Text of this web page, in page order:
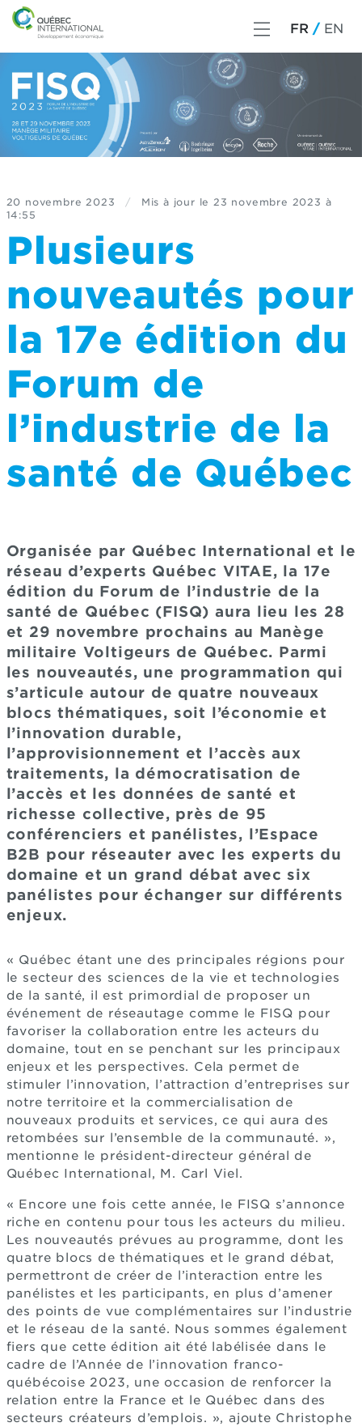
FR EN
20 novembre 2023 / Mis à jour le 23 novembre 2023 à
14:55
Plusieurs
nouveautés pour
la 17e édition du
Forum de
l’industrie de la
santé de Québec
Organisée par Québec International et le
réseau d’experts Québec VITAE, la 17e
édition du Forum de l’industrie de la
santé de Québec (FISQ) aura lieu les 28
et 29 novembre prochains au Manège
militaire Voltigeurs de Québec. Parmi
les nouveautés, une programmation qui
s’articule autour de quatre nouveaux
blocs thématiques, soit l’économie et
l’innovation durable,
l’approvisionnement et l’accès aux
traitements, la démocratisation de
l’accès et les données de santé et
richesse collective, près de 95
conférenciers et panélistes, l’Espace
B2B pour réseauter avec les experts du
domaine et un grand débat avec six
panélistes pour échanger sur différents
enjeux.
« Québec étant une des principales régions pour
le secteur des sciences de la vie et technologies
de la santé, il est primordial de proposer un
événement de réseautage comme le FISQ pour
favoriser la collaboration entre les acteurs du
domaine, tout en se penchant sur les principaux
enjeux et les perspectives. Cela permet de
stimuler l’innovation, l’attraction d’entreprises sur
notre territoire et la commercialisation de
nouveaux produits et services, ce qui aura des
retombées sur l’ensemble de la communauté. »,
mentionne le président-directeur général de
Québec International, M. Carl Viel.
« Encore une fois cette année, le FISQ s’annonce
riche en contenu pour tous les acteurs du milieu.
Les nouveautés prévues au programme, dont les
quatre blocs de thématiques et le grand débat,
permettront de créer de l’interaction entre les
panélistes et les participants, en plus d’amener
des points de vue complémentaires sur l’industrie
et le réseau de la santé. Nous sommes également
fiers que cette édition ait été labélisée dans le
cadre de l’Année de l’innovation franco-
québécoise 2023, une occasion de renforcer la
relation entre la France et le Québec dans des
secteurs créateurs d’emplois. », ajoute Christophe